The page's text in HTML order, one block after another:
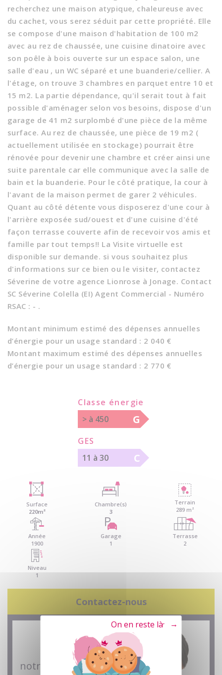
recherchez une maison atypique, chaleureuse avec
du cachet, vous serez séduit par cette propriété. Elle
se compose d'une maison d'habitation de 100 m2
avec au rez de chaussée, une cuisine dinatoire avec
son poêle à bois ouverte sur un espace salon, une
salle d'eau , un WC séparé et une buanderie/cellier. A
l'étage, on trouve 3 chambres en parquet entre 10 et
15 m2. La partie dépendance, qu'il serait tout à fait
possible d'aménager selon vos besoins, dispose d'un
garage de 41 m2 surplombé d'une pièce de la même
surface. Au rez de chaussée, une pièce de 19 m2 (
actuellement utilisée en stockage) pourrait être
rénovée pour devenir une chambre et créer ainsi une
suite parentale car elle communique avec la salle de
bain et la buanderie. Pour le côté pratique, la cour à
l'avant de la maison permet de garer 2 véhicules.
Quant au côté détente vous disposerez d'une cour à
l'arrière exposée sud/ouest et d'une cuisine d'été
façon terrasse couverte afin de recevoir vos amis et
famille par tout temps!! La Visite virtuelle est
disponible sur demande. si vous souhaitez plus
d'informations sur ce bien ou le visiter, contactez
Séverine de votre agence Lionrose à Jonage. Contact
SC Séverine Colella (EI) Agent Commercial - Numéro
RSAC : - .
Montant minimum estimé des dépenses annuelles
d’énergie pour un usage standard : 2 040 €
Montant maximum estimé des dépenses annuelles
d’énergie pour un usage standard : 2 770 €
Classe énergie
> à 450
G
GES
11 à 30
C
Surface
220m²
Chambre(s)
3
Terrain
289 m²
Année
1900
Garage
1
Terrasse
2
Niveau
1
Contactez-nous
notre conseillère
Tout refuser